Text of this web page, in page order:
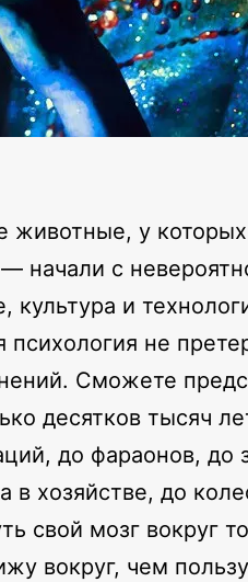
животные, у
начали с
культура и
психология не
Сможете
десятков тысяч
до фараонов, до
в хозяйстве, до
свой мозг вокруг
вокруг, чем